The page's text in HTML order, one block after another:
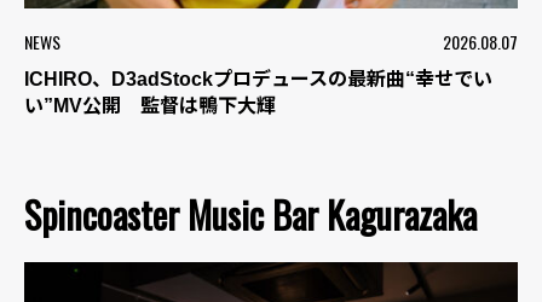
NEWS 2026.08.07
ICHIRO、D3adStockプロデュースの最新曲“幸せでい
い”MV公開 監督は鴨下大輝
Spincoaster Music Bar Kagurazaka